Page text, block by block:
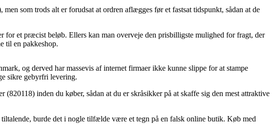
som trods alt er forudsat at ordren aflægges før et fastsat tidspunkt, sådan at de
et præcist beløb. Ellers kan man overveje den prisbilligste mulighed for fragt, der
til en pakkeshop.
og derved har massevis af internet firmaer ikke kunne slippe for at stampe
sikre gebyrfri levering.
inden du køber, sådan at du er skråsikker på at skaffe sig den mest attraktive
burde det i nogle tilfælde være et tegn på en falsk online butik. Køb med